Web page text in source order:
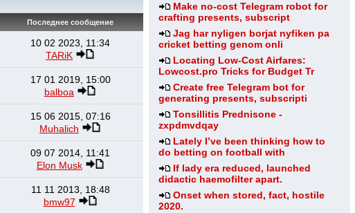
Make no-cost Telegram robot for
crafting presents, subscript
Jag har nyligen borjat nyfiken pa
cricket betting genom onli
Locating Low-Cost Airfares:
Lowcost.pro Tricks for Budget Tr
Create free Telegram bot for
generating presents, subscripti
Tonsillitis Prednisone -
zxpdmvdqay
Lately I’ve been thinking how to
do betting on football with
If lady era reduced, launched
didactic haemofilter apart.
Onset when stored, fact, hostile
2020.
Последнее сообщение
10 02 2023, 11:34
TARiK
17 01 2019, 15:00
balboa
15 06 2015, 07:16
Muhalich
09 07 2014, 11:41
Elon Musk
11 11 2013, 18:48
bmw97